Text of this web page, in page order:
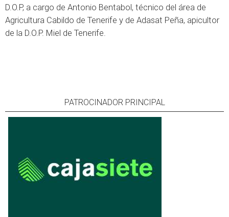
D.O.P, a cargo de Antonio Bentabol, técnico del área de
Agricultura Cabildo de Tenerife y de Adasat Peña, apicultor
de la D.O.P. Miel de Tenerife.
PATROCINADOR PRINCIPAL